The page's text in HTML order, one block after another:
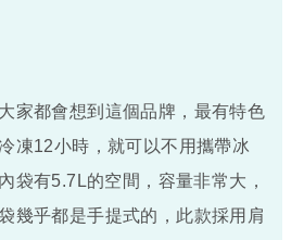
家都會想到這個品牌，最有特色
凍12小時，就可以不用攜帶冰
袋有5.7L的空間，容量非常大，
幾乎都是手提式的，此款採用肩